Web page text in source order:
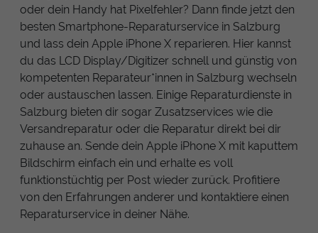
oder dein Handy hat Pixelfehler? Dann finde jetzt den
besten Smartphone-Reparaturservice in Salzburg
und lass dein Apple iPhone X reparieren. Hier kannst
du das LCD Display/Digitizer schnell und günstig von
kompetenten Reparateur*innen in Salzburg wechseln
oder austauschen lassen. Einige Reparaturdienste in
Salzburg bieten dir sogar Zusatzservices wie die
Versandreparatur oder die Reparatur direkt bei dir
zuhause an. Sende dein Apple iPhone X mit kaputtem
Bildschirm einfach ein und erhalte es voll
funktionstüchtig per Post wieder zurück. Profitiere
von den Erfahrungen anderer und kontaktiere einen
Reparaturservice in deiner Nähe.